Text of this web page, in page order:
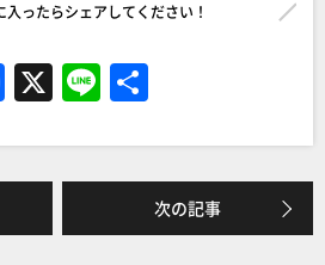
入ったらシェアしてください！
F
c
e
b
X Li
e
次の記事